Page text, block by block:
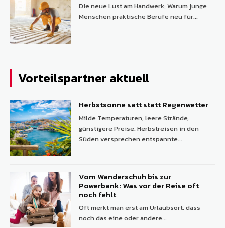
Die neue Lust am Handwerk: Warum junge
Menschen praktische Berufe neu für...
Vorteilspartner aktuell
Herbstsonne satt statt Regenwetter
Milde Temperaturen, leere Strände,
günstigere Preise. Herbstreisen in den
Süden versprechen entspannte...
Vom Wanderschuh bis zur
Powerbank: Was vor der Reise oft
noch fehlt
Oft merkt man erst am Urlaubsort, dass
noch das eine oder andere...